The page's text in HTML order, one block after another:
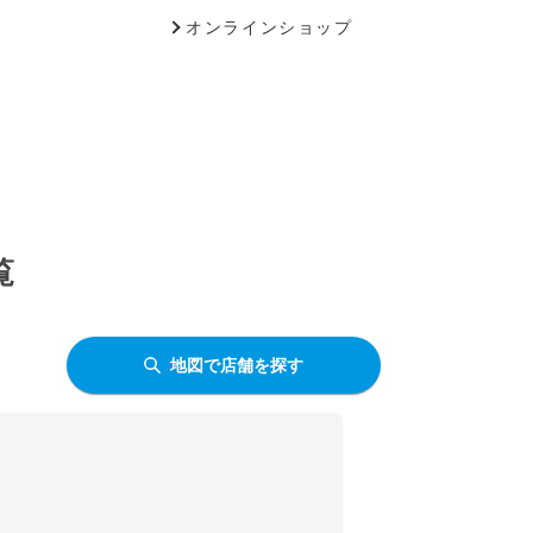
オンラインショップ
地図で店舗を探す